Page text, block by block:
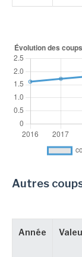
Autres
Année